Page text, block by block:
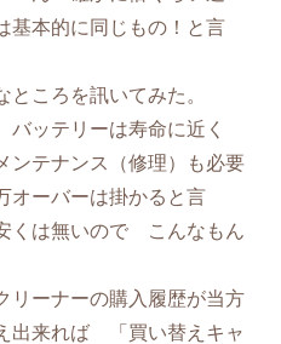
本的に同じもの！と言
ころを訊いてみた。
バッテリーは寿命に近く
ンテナンス（修理）も必要
ーバーは掛かると言
は無いので こんなもん
ーナーの購入履歴が当方
出来れば 「買い替えキャ